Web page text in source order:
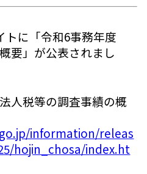
トに「令和6事務年度
要」が公表されまし
税等の調査事績の概
information/releas
hojin_chosa/index.ht